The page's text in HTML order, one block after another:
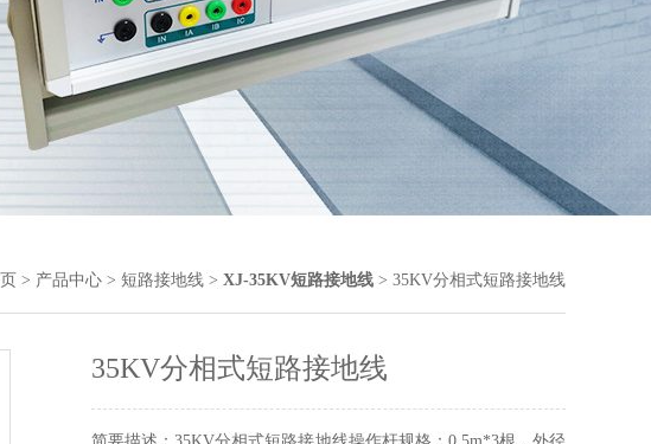
> 产品中心 > 短路接地线 > XJ-35KV短路接地线 > 35KV分相式短路接地线
35KV分相式短路接地线